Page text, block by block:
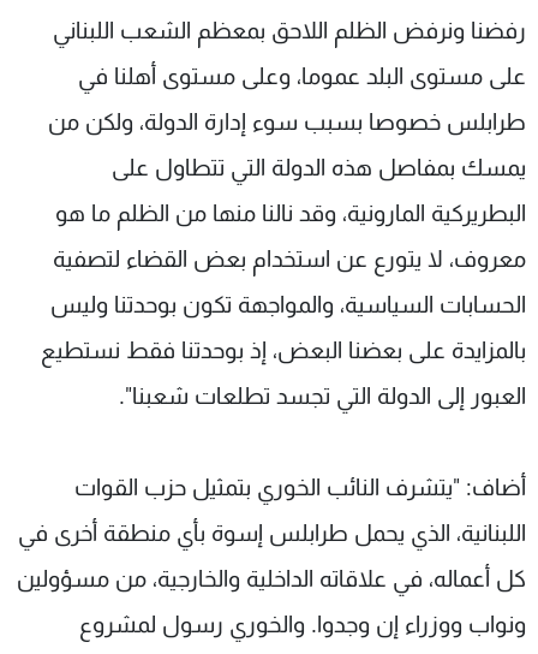
رفضنا ونرفض الظلم اللاحق بمعظم الشعب اللبناني
على مستوى البلد عموما، وعلى مستوى أهلنا في
طرابلس خصوصا بسبب سوء إدارة الدولة، ولكن من
يمسك بمفاصل هذه الدولة التي تتطاول على
البطريركية المارونية، وقد نالنا منها من الظلم ما هو
معروف، لا يتورع عن استخدام بعض القضاء لتصفية
الحسابات السياسية، والمواجهة تكون بوحدتنا وليس
بالمزايدة على بعضنا البعض، إذ بوحدتنا فقط نستطيع
العبور إلى الدولة التي تجسد تطلعات شعبنا".
أضاف: "يتشرف النائب الخوري بتمثيل حزب القوات
اللبنانية، الذي يحمل طرابلس إسوة بأي منطقة أخرى في
كل أعماله، في علاقاته الداخلية والخارجية، من مسؤولين
ونواب ووزراء إن وجدوا. والخوري رسول لمشروع